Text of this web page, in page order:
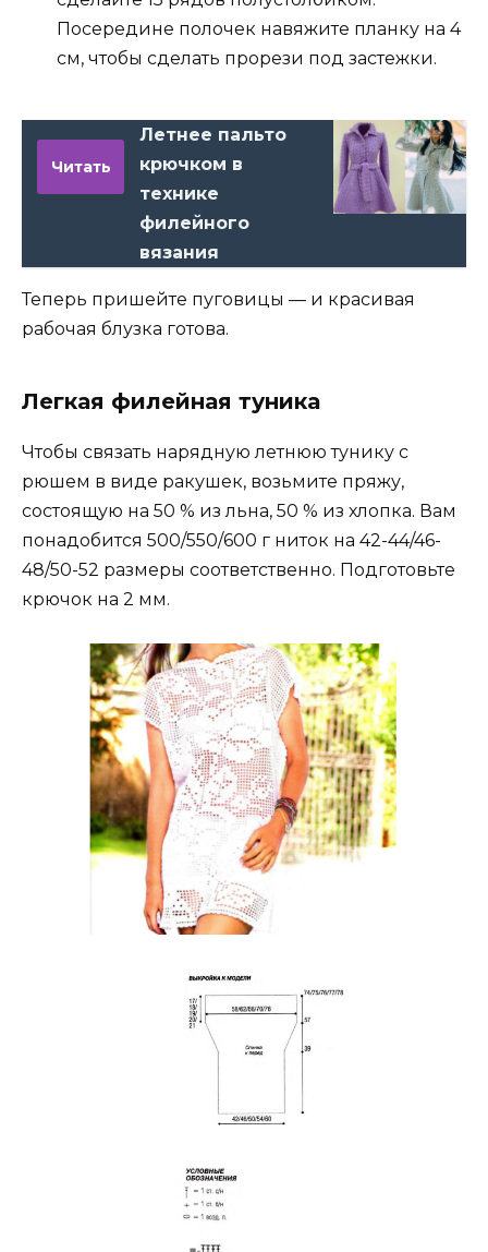
Посередине полочек навяжите планку на 4
см, чтобы сделать прорези под застежки.
Читать
Летнее пальто
крючком в
технике
филейного
вязания
Теперь пришейте пуговицы — и красивая
рабочая блузка готова.
Легкая филейная туника
Чтобы связать нарядную летнюю тунику с
рюшем в виде ракушек, возьмите пряжу,
состоящую на 50 % из льна, 50 % из хлопка. Вам
понадобится 500/550/600 г ниток на 42-44/46-
48/50-52 размеры соответственно. Подготовьте
крючок на 2 мм.